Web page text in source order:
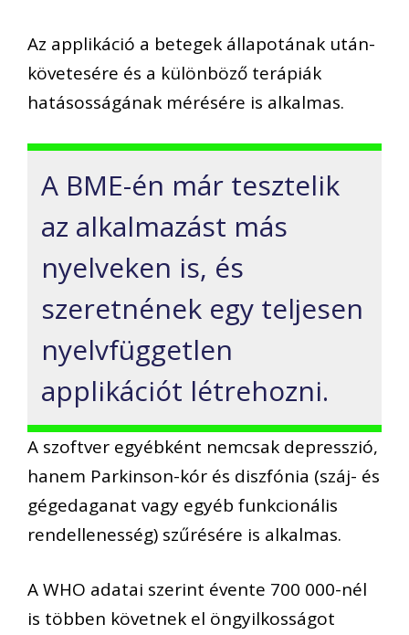
Az applikáció a betegek állapotának után-
követesére és a különböző terápiák
hatásosságának mérésére is alkalmas.
A BME-én már tesztelik
az alkalmazást más
nyelveken is, és
szeretnének egy teljesen
nyelvfüggetlen
applikációt létrehozni.
A szoftver egyébként nemcsak depresszió,
hanem Parkinson-kór és diszfónia (száj- és
gégedaganat vagy egyéb funkcionális
rendellenesség) szűrésére is alkalmas.
A WHO adatai szerint évente 700 000-nél
is többen követnek el öngyilkosságot